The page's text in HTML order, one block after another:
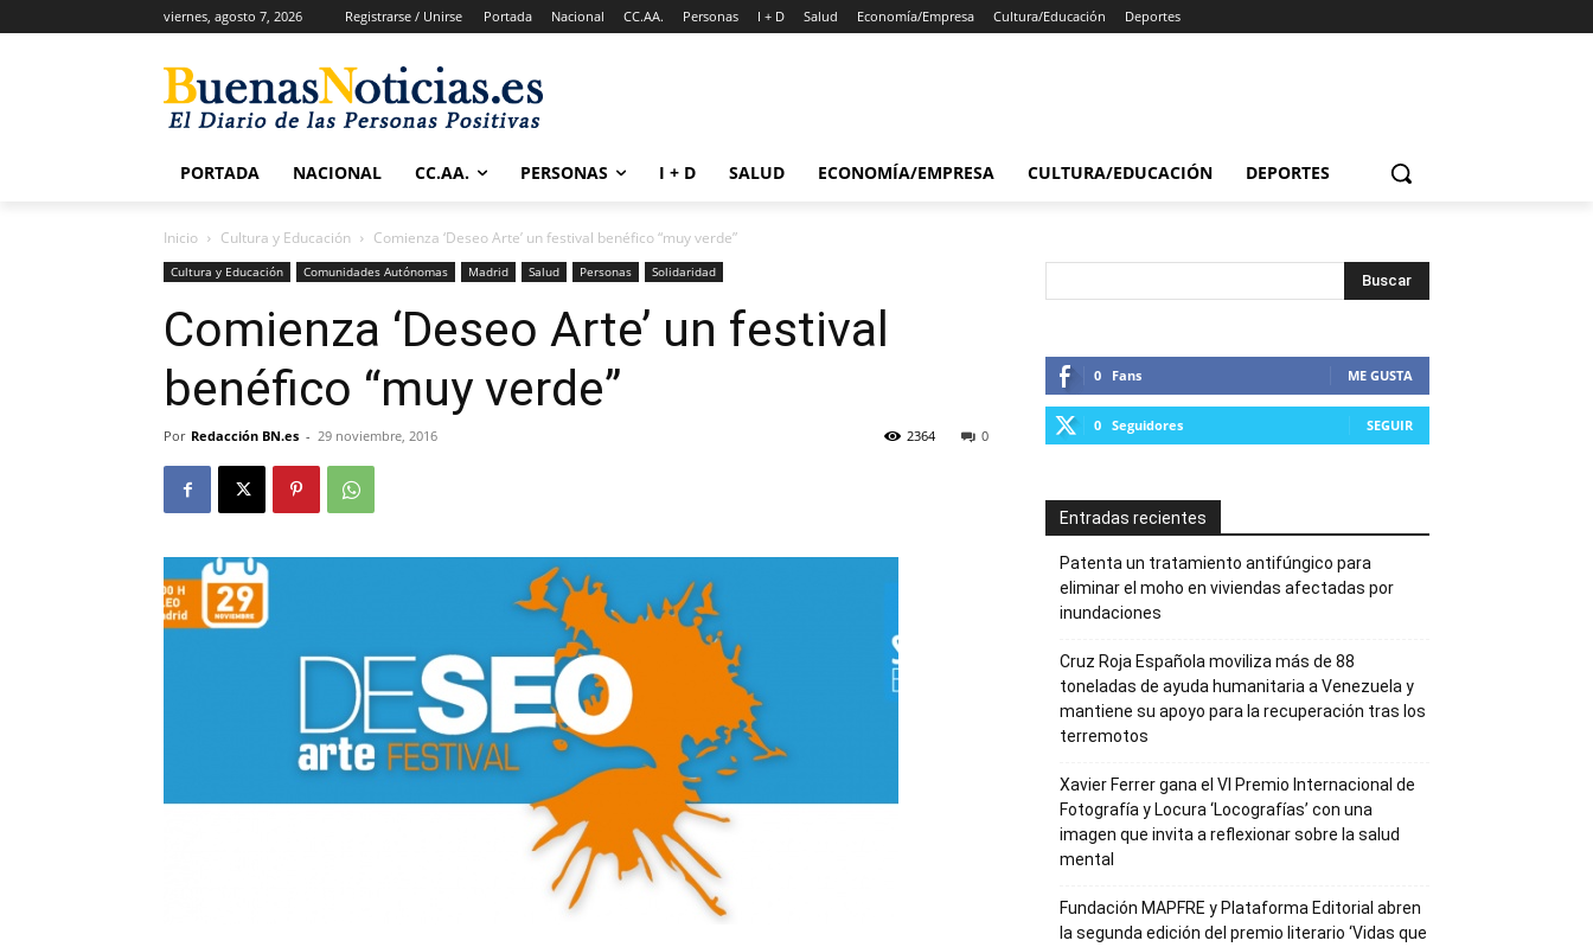
viernes, agosto 7, 2026 Registrarse / Unirse Portada Nacional CC.AA. Personas I + D Salud Economía/Empresa Cultura/Educación Deportes
PORTADA NACIONAL CC.AA. PERSONAS I + D SALUD ECONOMÍA/EMPRESA CULTURA/EDUCACIÓN DEPORTES
Inicio Cultura y Educación Comienza ‘Deseo Arte’ un festival benéfico “muy verde”
Cultura y Educación Comunidades Autónomas Madrid Salud Personas Solidaridad
Comienza ‘Deseo Arte’ un festival
benéfico “muy verde”
Por Redacción BN.es - 29 noviembre, 2016 0
2364
0 Fans ME GUSTA
0 Seguidores SEGUIR
Entradas recientes
Patenta un tratamiento antifúngico para
eliminar el moho en viviendas afectadas por
inundaciones
Cruz Roja Española moviliza más de 88
toneladas de ayuda humanitaria a Venezuela y
mantiene su apoyo para la recuperación tras los
terremotos
Xavier Ferrer gana el VI Premio Internacional de
Fotografía y Locura ‘Locografías’ con una
imagen que invita a reflexionar sobre la salud
mental
Fundación MAPFRE y Plataforma Editorial abren
la segunda edición del premio literario ‘Vidas que